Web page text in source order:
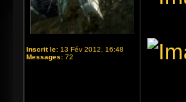
Inscrit le: 13 Fév 2012, 16:48
Messages: 72